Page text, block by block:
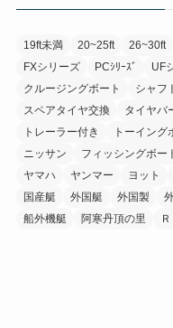
19ft未満 20~25ft 26~30ft
FXシリーズ
PCｼﾘｰｽﾞ UF
クルージングボート
シャフ
スペアタイヤ交換
タイヤバ
トレーラー付き
トーイング
ニッサン
フィッシングボー
ヤマハ
ヤンマー ヨット
国産艇
外国艇 外国製
船外機艇
阿寒丹頂の里